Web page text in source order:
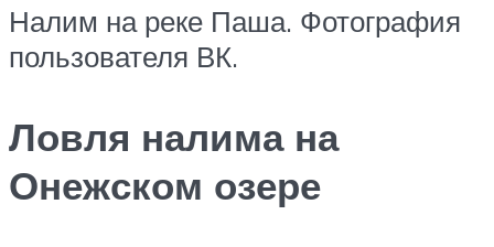
Налим на реке Паша. Фотография
пользователя ВК.
Ловля налима на
Онежском озере